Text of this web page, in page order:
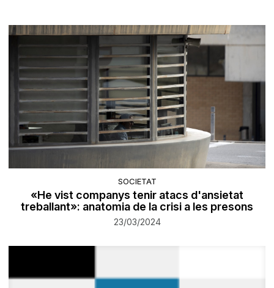
SOCIETAT
«He vist companys tenir atacs d'ansietat
treballant»: anatomia de la crisi a les presons
23/03/2024